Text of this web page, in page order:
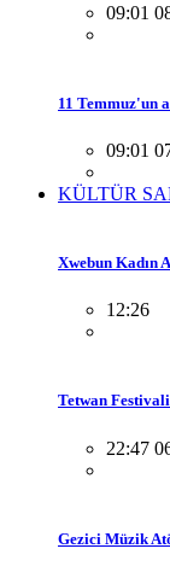
09:01
11 Temmuz'un
09:01
KÜLTÜR
Xwebun Kadın
12:26
Tetwan
22:47
Gezici Müzik